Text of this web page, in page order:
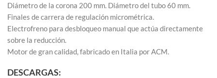
Diámetro de la corona 200 mm. Diámetro del tubo 60 mm.
Finales de carrera de regulación micrométrica.
Electrofreno para desbloqueo manual que actúa directamente
sobre la reducción.
Motor de gran calidad, fabricado en Italia por ACM.
DESCARGAS: